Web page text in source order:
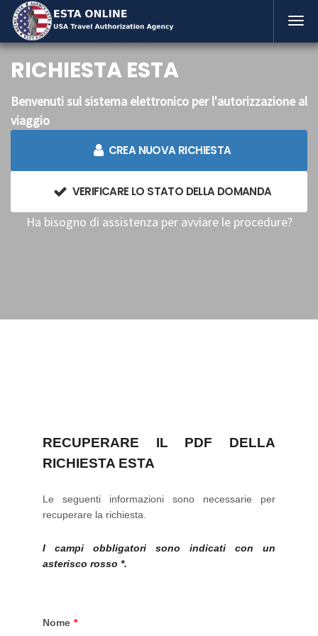
RICHIESTA ESTA
Benvenuti sul sistema elettronico per l'autorizzazione al
viaggio
CREA NUOVA RICHIESTA
VERIFICARE LO STATO DELLA DOMANDA
Ha bisogno di assistenza per avviare le procedure?
RECUPERARE IL PDF DELLA
RICHIESTA ESTA
Le seguenti informazioni sono necessarie per
recuperare la richiesta.
I campi obbligatori sono indicati con un
asterisco rosso *.
Nome *